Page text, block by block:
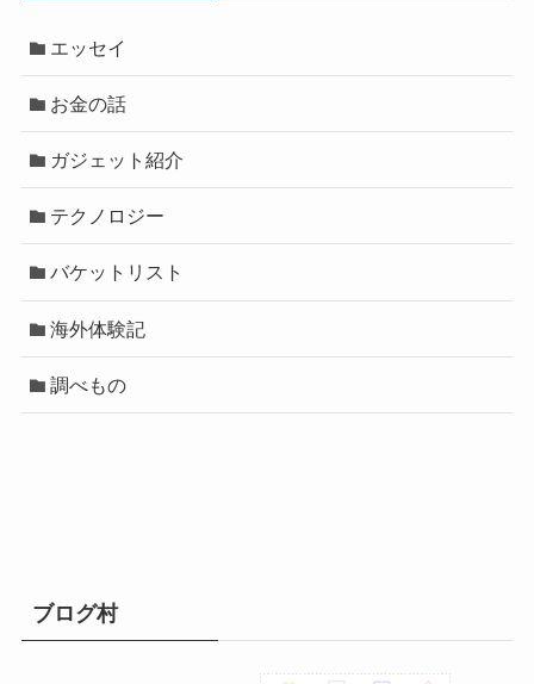
エッセイ
お金の話
ガジェット紹介
テクノロジー
バケットリスト
海外体験記
調べもの
ブログ村